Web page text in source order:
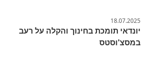
18.07.2025
יונדאי תומכת בחינוך והקלה על רעב
במסצ'וסטס